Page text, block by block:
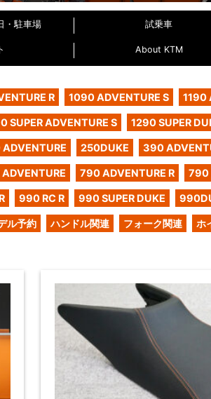
・駐車場 試乗車
About KTM
R 1090 ADVENTURE S 1190
SUPER ADVENTURE S 1290 SUPER
250DUKE 390
790 ADVENTURE R 790
990 RC R 990 SUPER DUKE
ル予約 ハンドル関連 フォーク関連 ホ